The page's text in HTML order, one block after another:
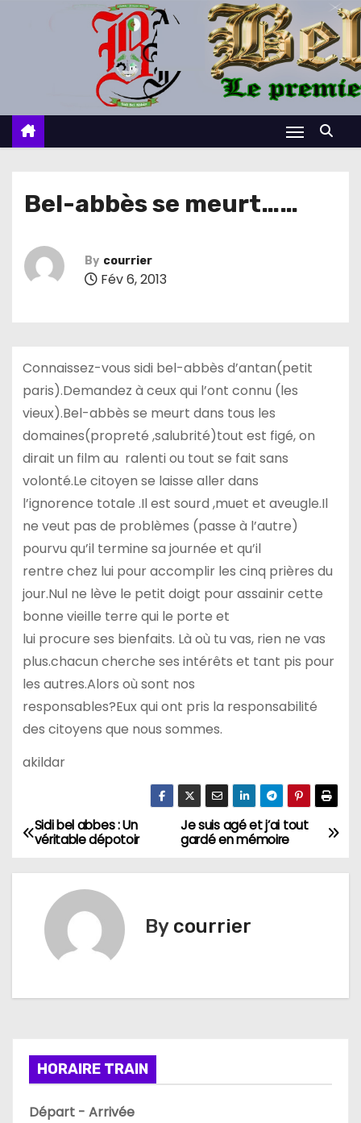
c
Bel-abbès se meurt……
By courrier
Fév 6, 2013
Connaissez-vous sidi bel-abbès d’antan(petit
paris).Demandez à ceux qui l’ont connu (les
vieux).Bel-abbès se meurt dans tous les
domaines(propreté ,salubrité)tout est figé, on
dirait un film au ralenti ou tout se fait sans
volonté.Le citoyen se laisse aller dans
l’ignorence totale .Il est sourd ,muet et aveugle.Il
ne veut pas de problèmes (passe à l’autre)
pourvu qu’il termine sa journée et qu’il
rentre chez lui pour accomplir les cinq prières du
jour.Nul ne lève le petit doigt pour assainir cette
bonne vieille terre qui le porte et
lui procure ses bienfaits. Là où tu vas, rien ne vas
plus.chacun cherche ses intérêts et tant pis pour
les autres.Alors où sont nos
responsables?Eux qui ont pris la responsabilité
des citoyens que nous sommes.
akildar
N
a
a
o
Je suis agé et j’ai tout
gardé en mémoire
Sidi bel abbes : Un
véritable dépotoir
By courrier
HORAIRE TRAIN
Départ - Arrivée